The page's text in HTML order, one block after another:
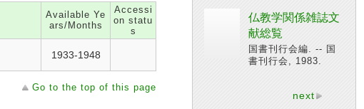
Available Ye
ars/Months
Accessi
on statu
s
1933-1948
Go to the top of this page
仏教学関係雑誌文
献総覧
国書刊行会編. -- 国
書刊行会, 1983.
next